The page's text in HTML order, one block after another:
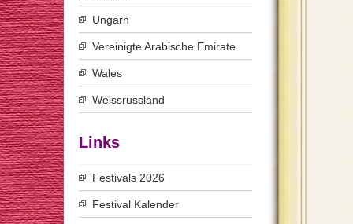
Ungarn
Vereinigte Arabische Emirate
Wales
Weissrussland
Links
Festivals 2026
Festival Kalender